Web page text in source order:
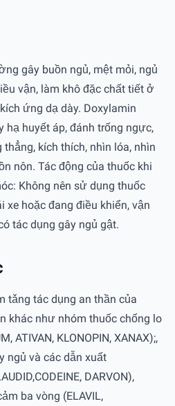
gây buồn ngủ, mệt mỏi, ngủ
vận, làm khô đặc chất tiết ở
ứng dạ dày. Doxylamin
hạ huyết áp, đánh trống ngực,
kích thích, nhìn lóa, nhìn
nôn. Tác động của thuốc khi
Không nên sử dụng thuốc
hoặc đang điều khiển, vận
tác dụng gây ngủ gật.
tǎng tác dụng an thần của
khác như nhóm thuốc chống lo
ATIVAN, KLONOPIN, XANAX);,
ngủ và các dẫn xuất
DARVON),
ba vòng (ELAVIL,